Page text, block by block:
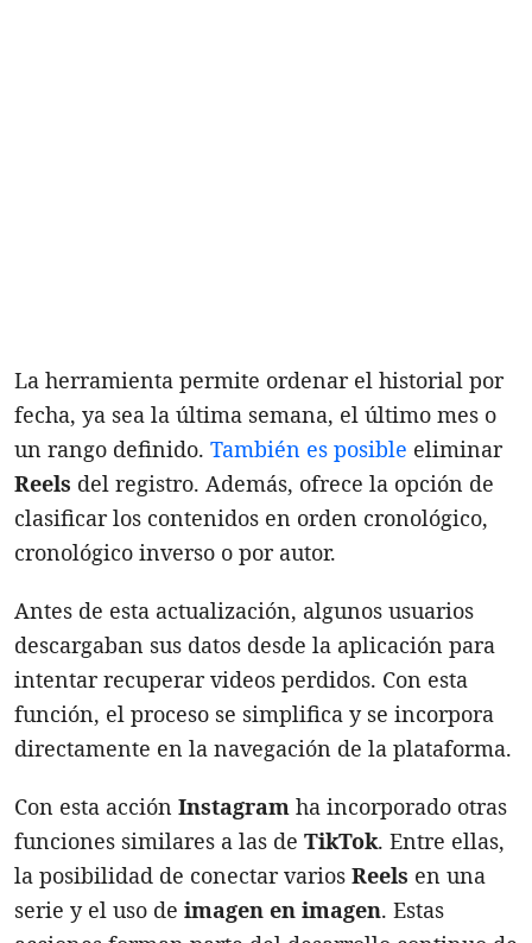
La herramienta permite ordenar el historial por
fecha, ya sea la última semana, el último mes o
un rango definido. También es posible eliminar
Reels del registro. Además, ofrece la opción de
clasificar los contenidos en orden cronológico,
cronológico inverso o por autor.
Antes de esta actualización, algunos usuarios
descargaban sus datos desde la aplicación para
intentar recuperar videos perdidos. Con esta
función, el proceso se simplifica y se incorpora
directamente en la navegación de la plataforma.
Con esta acción Instagram ha incorporado otras
funciones similares a las de TikTok. Entre ellas,
la posibilidad de conectar varios Reels en una
serie y el uso de imagen en imagen. Estas